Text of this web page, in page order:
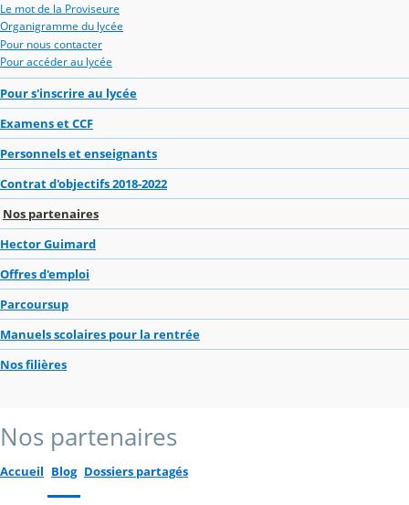
Le mot de la Proviseure
Organigramme du lycée
Pour nous contacter
Pour accéder au lycée
Pour s'inscrire au lycée
Examens et CCF
Personnels et enseignants
Contrat d'objectifs 2018-2022
Nos partenaires
Hector Guimard
Offres d'emploi
Parcoursup
Manuels scolaires pour la rentrée
Nos filières
Nos partenaires
Accueil Blog Dossiers partagés